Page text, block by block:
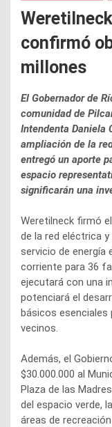
confirmó
millones
El Gobernador de
comunidad de
Intendenta Daniela
ampliación de la
entregó un aporte
espacio
significarán una
Weretilneck firmó
de la red eléctrica
servicio de energía
corriente para 36
ejecutará con una
potenciará el
básicos esenciales
vecinos.
Además, el
$30.000.000 al
Plaza de las
del espacio verde,
áreas de